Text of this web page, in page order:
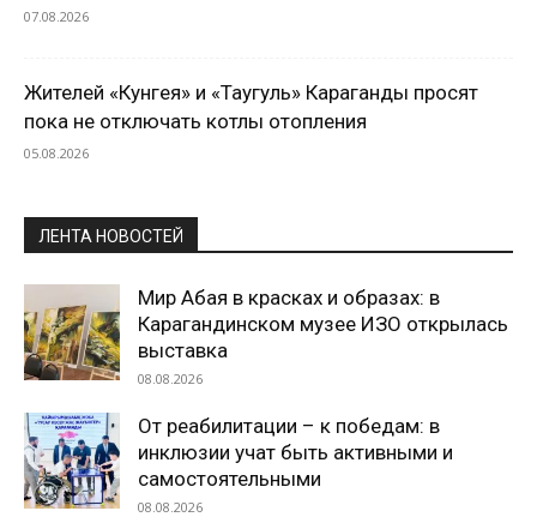
07.08.2026
Жителей «Кунгея» и «Таугуль» Караганды просят
пока не отключать котлы отопления
05.08.2026
ЛЕНТА НОВОСТЕЙ
Мир Абая в красках и образах: в
Карагандинском музее ИЗО открылась
выставка
08.08.2026
От реабилитации – к победам: в
инклюзии учат быть активными и
самостоятельными
08.08.2026